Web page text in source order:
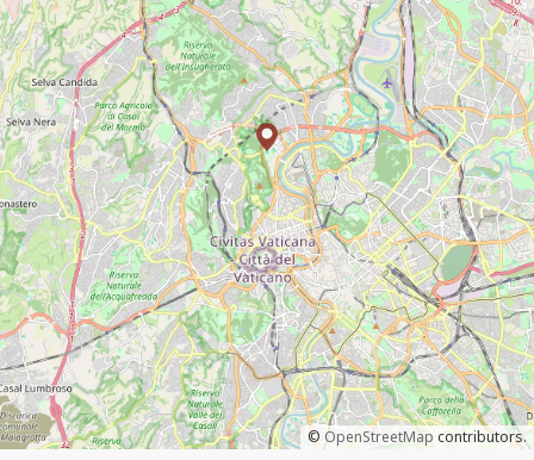
© OpenStreetMap contributors.